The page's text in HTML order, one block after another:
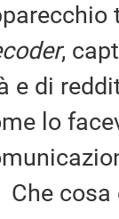
,
e di
lo
cosa